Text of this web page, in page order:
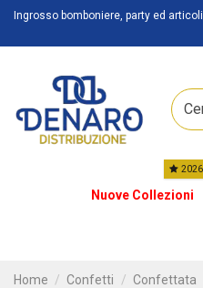
Ingrosso bomboniere, party ed
Nuove Collezioni
Home Confetti Confettata